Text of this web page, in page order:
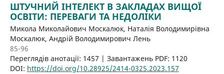
ШТУЧНИЙ ІНТЕЛЕКТ В ЗАКЛАДАХ ВИЩОЇ
ОСВІТИ: ПЕРЕВАГИ ТА НЕДОЛІКИ
Микола Миколайович Москалюк, Наталія Володимирівна
Москалюк, Андрій Володимирович Лень
85-96
Переглядів анотації: 1457 | Завантажень PDF: 1120
DOI: https://doi.org/10.28925/2414-0325.2023.157